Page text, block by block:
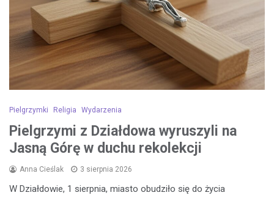
Pielgrzymki Religia Wydarzenia
Pielgrzymi z Działdowa wyruszyli na
Jasną Górę w duchu rekolekcji
Anna Cieślak 3 sierpnia 2026
W Działdowie, 1 sierpnia, miasto obudziło się do życia